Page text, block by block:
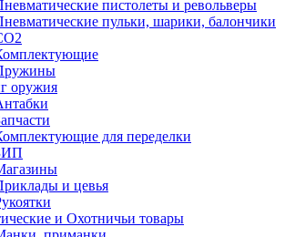
пистолеты и револьверы
пульки, шарики, балончики
оружия
для переделки
и цевья
и Охотничьи товары